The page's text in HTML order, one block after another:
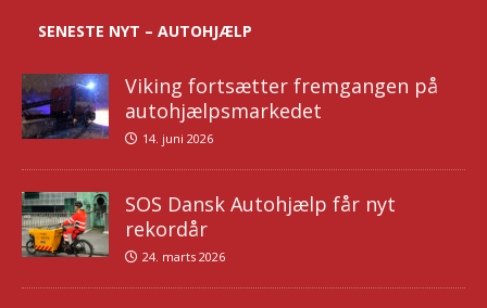
SENESTE NYT – AUTOHJÆLP
Viking fortsætter fremgangen på
autohjælpsmarkedet
14. juni 2026
SOS Dansk Autohjælp får nyt
rekordår
24. marts 2026